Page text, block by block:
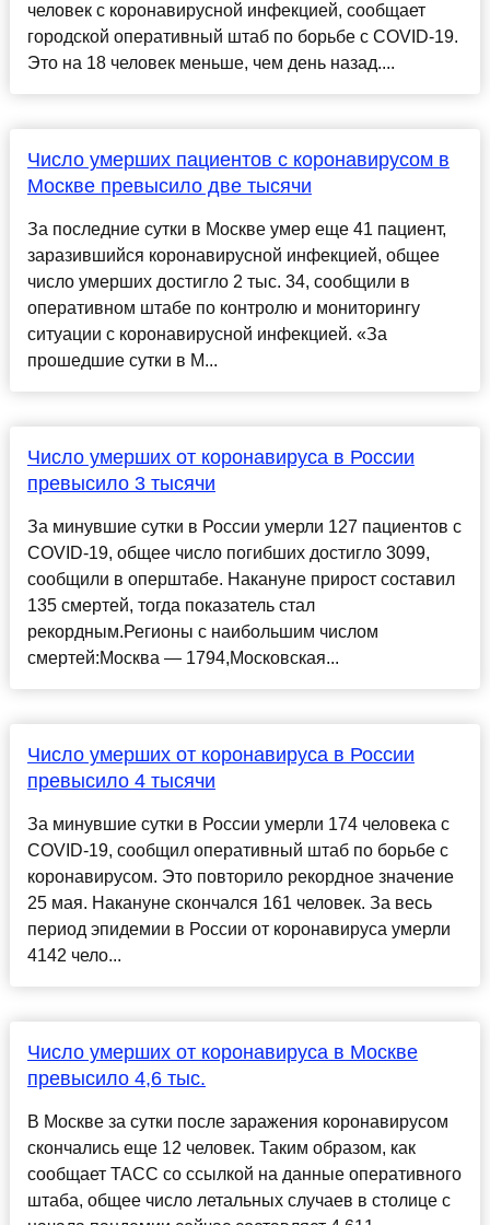
человек с коронавирусной инфекцией, сообщает
городской оперативный штаб по борьбе с COVID-19.
Это на 18 человек меньше, чем день назад....
Число умерших пациентов с коронавирусом в
Москве превысило две тысячи
За последние сутки в Москве умер еще 41 пациент,
заразившийся коронавирусной инфекцией, общее
число умерших достигло 2 тыс. 34, сообщили в
оперативном штабе по контролю и мониторингу
ситуации с коронавирусной инфекцией. «За
прошедшие сутки в М...
Число умерших от коронавируса в России
превысило 3 тысячи
За минувшие сутки в России умерли 127 пациентов с
COVID-19, общее число погибших достигло 3099,
сообщили в оперштабе. Накануне прирост составил
135 смертей, тогда показатель стал
рекордным.Регионы с наибольшим числом
смертей:Москва — 1794,Московская...
Число умерших от коронавируса в России
превысило 4 тысячи
За минувшие сутки в России умерли 174 человека с
COVID-19, сообщил оперативный штаб по борьбе с
коронавирусом. Это повторило рекордное значение
25 мая. Накануне скончался 161 человек. За весь
период эпидемии в России от коронавируса умерли
4142 чело...
Число умерших от коронавируса в Москве
превысило 4,6 тыс.
В Москве за сутки после заражения коронавирусом
скончались еще 12 человек. Таким образом, как
сообщает ТАСС со ссылкой на данные оперативного
штаба, общее число летальных случаев в столице с